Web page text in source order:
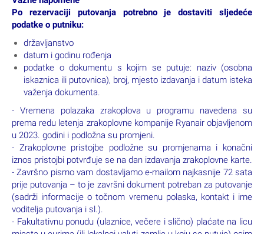
putovanja te osiguranje kojim se osiguravaju troškovi
pomoći i povratka putnika u mjesto polazišta u slučaju
nesreće i bolesti.
Popusti i doplate
Popusti
80% popusta za jedno dijete do 1,99 godina u pratnji dvije
odrasle osobe, dijete nema svoje sjedalo u avionu i ne plaća
zrakoplovne pristojbe ako su one posebno naznačene
20% popusta za jedno dijete od 1,99-11,99 godina u pratnji
dvije odrasle osobe, dijete ima svoje sjedalo u avionu
trokrevetne sobe na upit
Važne napomene
Po rezervaciji putovanja potrebno je dostaviti sljedeće
podatke o putniku:
državljanstvo
datum i godinu rođenja
podatke o dokumentu s kojim se putuje: naziv (osobna